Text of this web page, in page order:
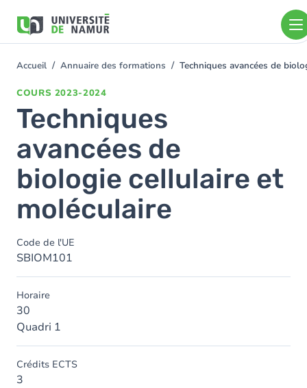
contenu
You
Accueil Annuaire des formations Techniques avancées de
COURS 2023-2024
Techniques
avancées de
biologie cellulaire et
moléculaire
Code de l'UE
SBIOM101
Horaire
30
Quadri 1
Crédits ECTS
3